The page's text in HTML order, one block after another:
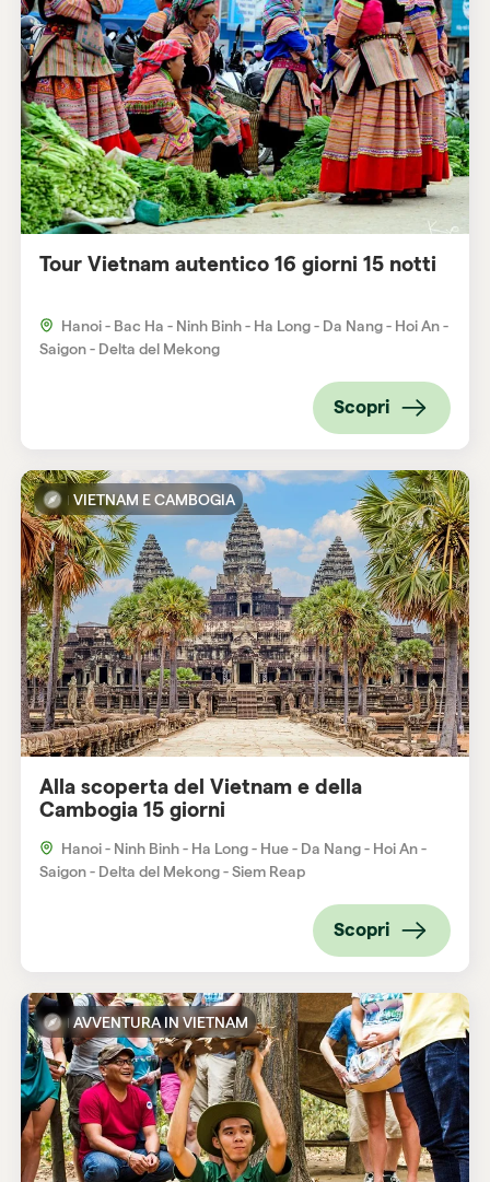
Tour Vietnam autentico 16 giorni 15 notti
Hanoi - Bac Ha - Ninh Binh - Ha Long - Da Nang - Hoi An -
Saigon - Delta del Mekong
Scopri
VIETNAM E CAMBOGIA
Alla scoperta del Vietnam e della
Cambogia 15 giorni
Hanoi - Ninh Binh - Ha Long - Hue - Da Nang - Hoi An -
Saigon - Delta del Mekong - Siem Reap
Scopri
AVVENTURA IN VIETNAM